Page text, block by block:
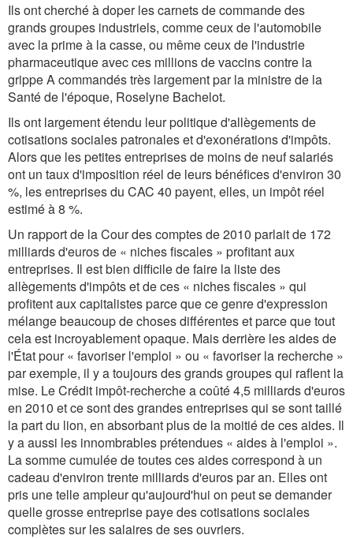
Ils ont cherché à doper les carnets de commande des
grands groupes industriels, comme ceux de l'automobile
avec la prime à la casse, ou même ceux de l'industrie
pharmaceutique avec ces millions de vaccins contre la
grippe A commandés très largement par la ministre de la
Santé de l'époque, Roselyne Bachelot.
Ils ont largement étendu leur politique d'allègements de
cotisations sociales patronales et d'exonérations d'impôts.
Alors que les petites entreprises de moins de neuf salariés
ont un taux d'imposition réel de leurs bénéfices d'environ 30
%, les entreprises du CAC 40 payent, elles, un impôt réel
estimé à 8 %.
Un rapport de la Cour des comptes de 2010 parlait de 172
milliards d'euros de « niches fiscales » profitant aux
entreprises. Il est bien difficile de faire la liste des
allègements d'impôts et de ces « niches fiscales » qui
profitent aux capitalistes parce que ce genre d'expression
mélange beaucoup de choses différentes et parce que tout
cela est incroyablement opaque. Mais derrière les aides de
l'État pour « favoriser l'emploi » ou « favoriser la recherche »
par exemple, il y a toujours des grands groupes qui raflent la
mise. Le Crédit impôt-recherche a coûté 4,5 milliards d'euros
en 2010 et ce sont des grandes entreprises qui se sont taillé
la part du lion, en absorbant plus de la moitié de ces aides. Il
y a aussi les innombrables prétendues « aides à l'emploi ».
La somme cumulée de toutes ces aides correspond à un
cadeau d'environ trente milliards d'euros par an. Elles ont
pris une telle ampleur qu'aujourd'hui on peut se demander
quelle grosse entreprise paye des cotisations sociales
complètes sur les salaires de ses ouvriers.